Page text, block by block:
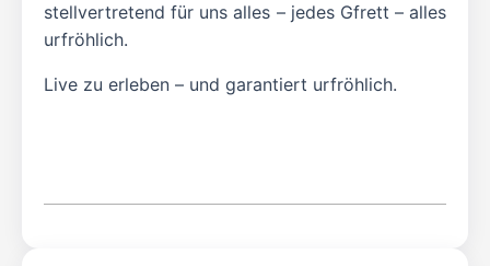
stellvertretend für uns alles – jedes Gfrett – alles
urfröhlich.
Live zu erleben – und garantiert urfröhlich.